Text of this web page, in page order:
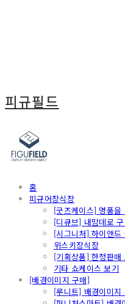
피규필드
홈
피규어장식장
[굿즈케이스] 명품을
[디큐브] 내맘데로
[시그니처] 하이앤드
위스키장식장
[기획상품] 한정판
기타 쇼케이스 보기
[배경이미지 구매]
[루니트] 배경이미지